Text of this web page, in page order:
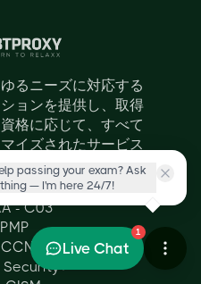
るニーズに対応する
ョンを提供し、取得
格に応じて、すべて
イズされたサービス
ます。
- C03
passing your exam? Ask
— I'm here 24/7!
1
Live Chat